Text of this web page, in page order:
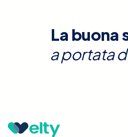
La buona
a portata